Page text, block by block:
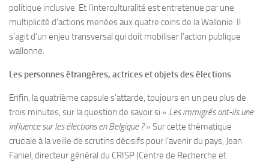
politique inclusive. Et l’interculturalité est entretenue par une
multiplicité d’actions menées aux quatre coins de la Wallonie. Il
s’agit d’un enjeu transversal qui doit mobiliser l’action publique
wallonne.
Les personnes étrangères, actrices et objets des élections
Enfin, la quatrième capsule s’attarde, toujours en un peu plus de
trois minutes, sur la question de savoir si « Les immigrés ont-ils une
influence sur les élections en Belgique ?» Sur cette thématique
cruciale à la veille de scrutins décisifs pour l’avenir du pays, Jean
Faniel, directeur général du CRISP (Centre de Recherche et